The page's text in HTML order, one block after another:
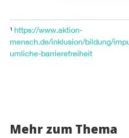
¹ https://www.aktion-
mensch.de/inklusion/bildung/
umliche-barrierefreiheit
Mehr zum Thema